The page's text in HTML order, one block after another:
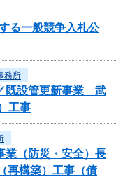
る一般競争入札公
務所
既設管更新事業 武
工事
（防災・安全）長
再構築）工事（債